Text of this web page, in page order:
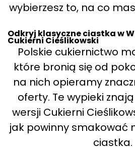
wybierzesz to, na co
Odkryj klasyczne ciastka w
Cukierni Cieślikowski
Polskie cukiernictwo
które bronią się od
na nich opieramy
oferty. Te wypieki
wersji Cukierni
jak powinny smakować
ciastka.